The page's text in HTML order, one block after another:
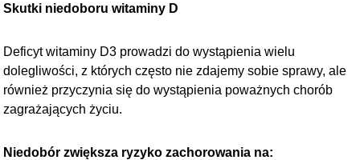
Skutki niedoboru witaminy D
Deficyt witaminy D3 prowadzi do wystąpienia wielu
dolegliwości, z których często nie zdajemy sobie sprawy, ale
również przyczynia się do wystąpienia poważnych chorób
zagrażających życiu.
Niedobór zwiększa ryzyko zachorowania na: